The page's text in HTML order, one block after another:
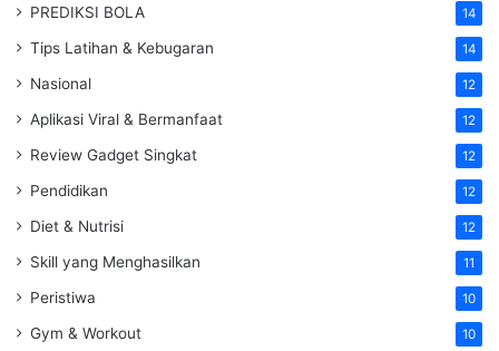
PREDIKSI BOLA 14
Tips Latihan & Kebugaran 14
Nasional 12
Aplikasi Viral & Bermanfaat 12
Review Gadget Singkat 12
Pendidikan 12
Diet & Nutrisi 12
Skill yang Menghasilkan 11
Peristiwa 10
Gym & Workout 10